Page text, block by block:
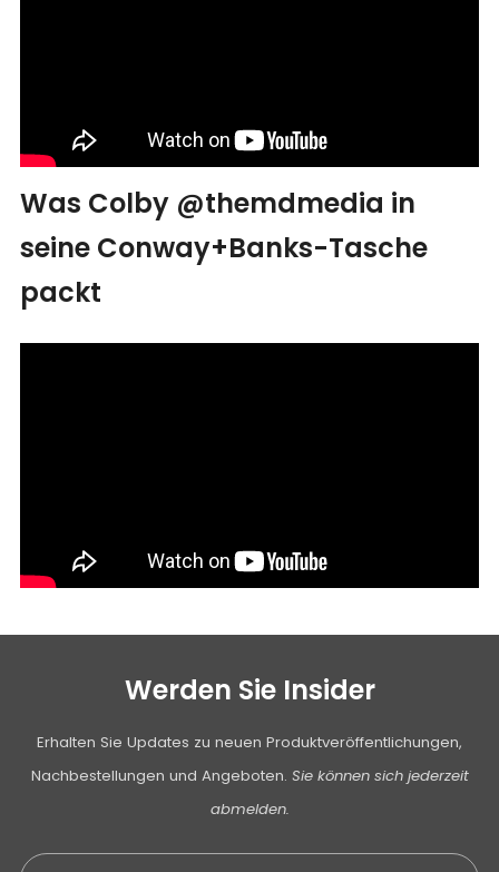
Was Colby @themdmedia in
seine Conway+Banks-Tasche
packt
Werden Sie Insider
Erhalten Sie Updates zu neuen Produktveröffentlichungen,
Nachbestellungen und Angeboten. Sie können sich jederzeit
abmelden.